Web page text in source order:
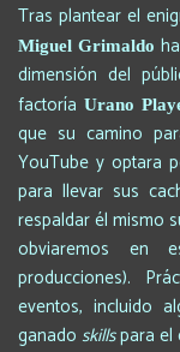
Tras plantear el
Miguel Grimaldo
dimensión del
factoríaUrano
que su camino
YouTube y optara
para llevar sus
respaldar él mismo
obviaremos en
producciones).
eventos, incluido
ganado skillspara el